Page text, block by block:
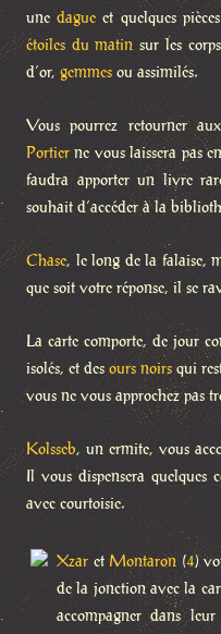
unedague et quelques
étoiles du matin sur les
d’or, gemmes ou assimilés.
Vous pourrez retourner
Portier ne vous laissera pas
faudra apporter un livre
souhait d’accéder à la
Chase, le long de la falaise,
que soit votre réponse, il se
La carte comporte, de jour
isolés, et desours noirsqui
vous ne vous approchez pas
Kolsseb, un ermite, vous
Il vous dispensera quelques
avec courtoisie.
Xzar et Montaron (4)
de la jonction avec la
accompagner dans